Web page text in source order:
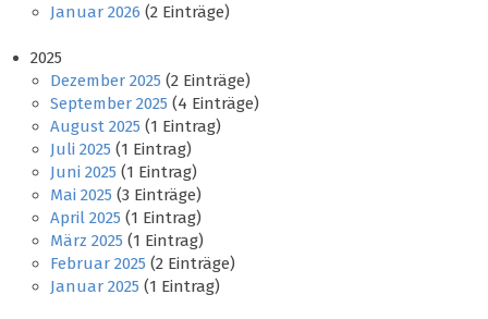
Januar 2026 (2 Einträge)
2025
Dezember 2025 (2 Einträge)
September 2025 (4 Einträge)
August 2025 (1 Eintrag)
Juli 2025 (1 Eintrag)
Juni 2025 (1 Eintrag)
Mai 2025 (3 Einträge)
April 2025 (1 Eintrag)
März 2025 (1 Eintrag)
Februar 2025 (2 Einträge)
Januar 2025 (1 Eintrag)